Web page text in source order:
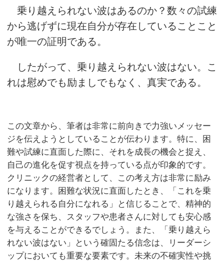
乗り越えられない波はあるのか？数々の試練
から逃げずに現在自分が存在していることこと
が唯一の証明である。
したがって、乗り越えられない波はない。こ
れは慰めでも励ましでもなく、真実である。
この文章から、筆者は非常に前向きで力強いメッセー
ジを伝えようとしていることが伝わります。特に、困
難や試練に直面した際に、それを成長の機会と捉え、
自己の進化を促す視点を持っている点が印象的です。
クリニックの経営者として、この考え方は非常に励み
になります。困難な状況に直面したとき、「これを乗
り越えられる自分になれる」と信じることで、精神的
な強さを保ち、スタッフや患者さんに対しても安心感
を与えることができるでしょう。また、「乗り越えら
れない波はない」という確固たる信念は、リーダーシ
ップにおいても重要な要素です。未来の不確実性や挑